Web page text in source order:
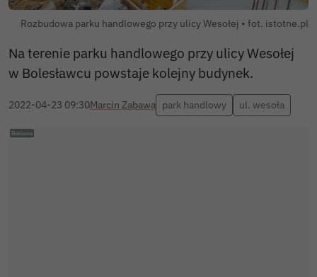
Rozbudowa parku handlowego przy ulicy Wesołej • fot. istotne.pl
Na terenie parku handlowego przy ulicy Wesołej
w Bolesławcu powstaje kolejny budynek.
2022-04-23 09:30Marcin Zabawa park handlowy ul. wesoła